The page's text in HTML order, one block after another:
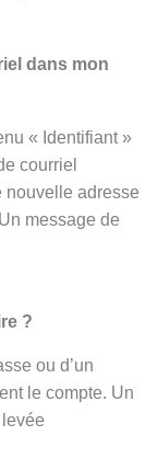
dans mon
« Identifiant »
courriel
nouvelle adresse
message de
?
ou d’un
le compte. Un